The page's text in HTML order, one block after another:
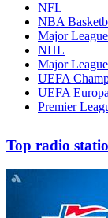
NFL
NBA
Major
NHL
Major
UEFA
UEFA
Premier
Top radio